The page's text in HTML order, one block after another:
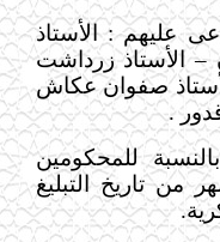
عليهم : الأستاذ
الأستاذ زرداشت
صفوان عكاش
.
للمحكومين
من تاريخ التبليغ